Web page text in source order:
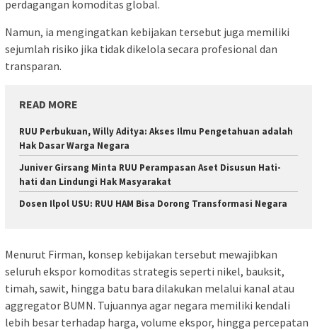
perdagangan komoditas global.
Namun, ia mengingatkan kebijakan tersebut juga memiliki
sejumlah risiko jika tidak dikelola secara profesional dan
transparan.
READ MORE
RUU Perbukuan, Willy Aditya: Akses Ilmu Pengetahuan adalah
Hak Dasar Warga Negara
Juniver Girsang Minta RUU Perampasan Aset Disusun Hati-
hati dan Lindungi Hak Masyarakat
Dosen Ilpol USU: RUU HAM Bisa Dorong Transformasi Negara
Menurut Firman, konsep kebijakan tersebut mewajibkan
seluruh ekspor komoditas strategis seperti nikel, bauksit,
timah, sawit, hingga batu bara dilakukan melalui kanal atau
aggregator BUMN. Tujuannya agar negara memiliki kendali
lebih besar terhadap harga, volume ekspor, hingga percepatan